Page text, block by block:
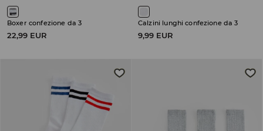
Boxer confezione da 3
22,99 EUR
Calzini lunghi confezione da 3
9,99 EUR